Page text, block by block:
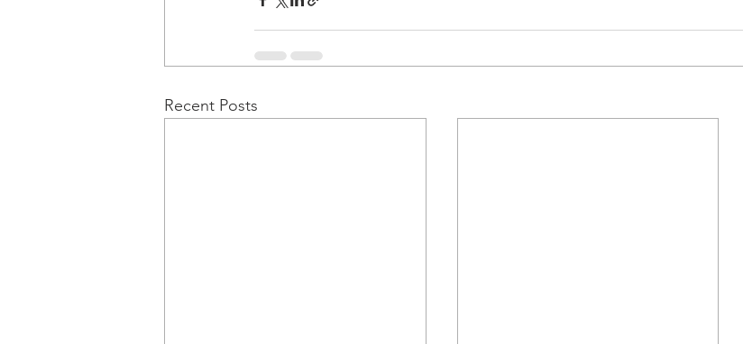
Recent Posts